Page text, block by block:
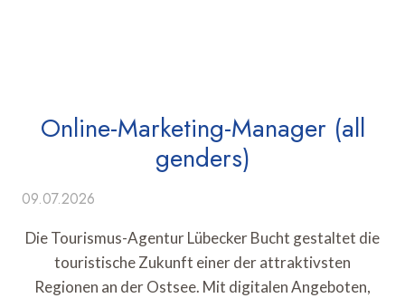
Online-Marketing-Manager (all
genders)
09.07.2026
Die Tourismus-Agentur Lübecker Bucht gestaltet die
touristische Zukunft einer der attraktivsten
Regionen an der Ostsee. Mit digitalen Angeboten,